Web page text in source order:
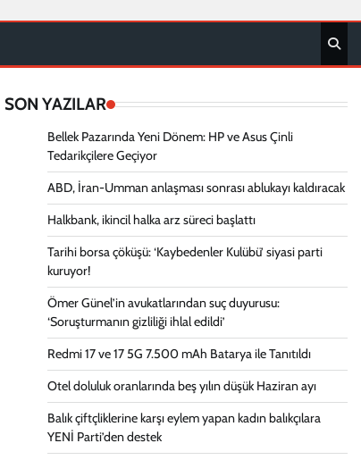
SON YAZILAR
Bellek Pazarında Yeni Dönem: HP ve Asus Çinli
Tedarikçilere Geçiyor
ABD, İran-Umman anlaşması sonrası ablukayı kaldıracak
Halkbank, ikincil halka arz süreci başlattı
Tarihi borsa çöküşü: ‘Kaybedenler Kulübü’ siyasi parti
kuruyor!
Ömer Günel’in avukatlarından suç duyurusu:
‘Soruşturmanın gizliliği ihlal edildi’
Redmi 17 ve 17 5G 7.500 mAh Batarya ile Tanıtıldı
Otel doluluk oranlarında beş yılın düşük Haziran ayı
Balık çiftçliklerine karşı eylem yapan kadın balıkçılara
YENİ Parti’den destek